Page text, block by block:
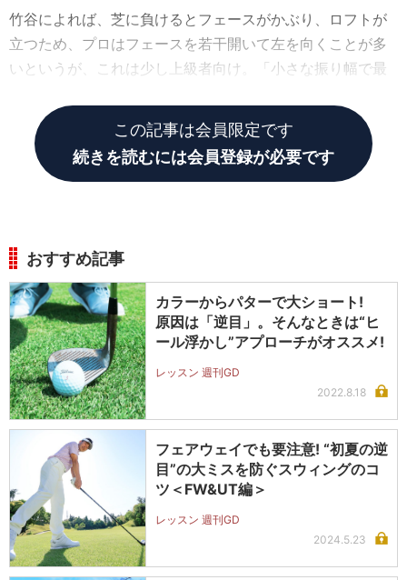
竹谷によれば、芝に負けるとフェースがかぶり、ロフトが
立つため、プロはフェースを若干開いて左を向くことが多
いというが、これは少し上級者向け。「小さな振り幅で最
この記事は会員限定です
続きを読むには会員登録が必要です
おすすめ記事
カラーからパターで大ショート!
原因は「逆目」。そんなときは“ヒ
ール浮かし”アプローチがオススメ!
レッスン 週刊GD
2022.8.18
フェアウェイでも要注意! “初夏の逆
目”の大ミスを防ぐスウィングのコ
ツ＜FW&UT編＞
レッスン 週刊GD
2024.5.23